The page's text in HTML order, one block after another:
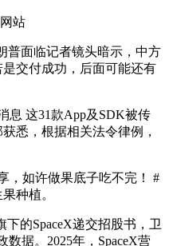
站
面临记者镜头暗示，中方
交付成功，后面可能还有
这31款App及SDK被传
悉，根据相关法令律例，
如许做果底子吃不完！ #
种植。
的SpaceX递交招股书，卫
据。2025年，SpaceX营